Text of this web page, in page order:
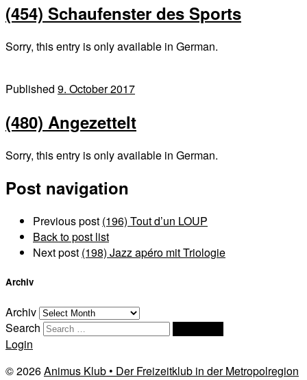
(454) Schaufenster des Sports
Sorry, this entry is only available in German.
Published 9. October 2017
(480) Angezettelt
Sorry, this entry is only available in German.
Post navigation
Previous post (196) Tout d’un LOUP
Back to post list
Next post (198) Jazz apéro mit Triologie
Archiv
Archiv
Search
Login
© 2026Animus Klub • Der Freizeitklub in der Metropolregion